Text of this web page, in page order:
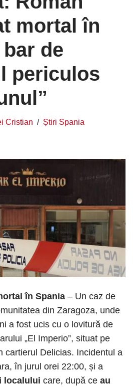
mortal în
de
periculos
Cristian Știri Spania
în Spania – Un caz de
din Zaragoza, unde
a fost ucis cu o lovitură de
„El Imperio”, situat pe
cartierul Delicias. Incidentul a
în jurul orei 22:00, și a
localului care, după ce au